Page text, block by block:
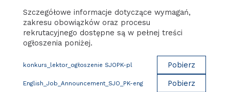
Szczegółowe informacje dotyczące wymagań,
zakresu obowiązków oraz procesu
rekrutacyjnego dostępne są w pełnej treści
ogłoszenia poniżej.
konkurs_lektor_ogłoszenie SJOPK-pl Pobierz
English_Job_Announcement_SJO_PK-eng
Pobierz